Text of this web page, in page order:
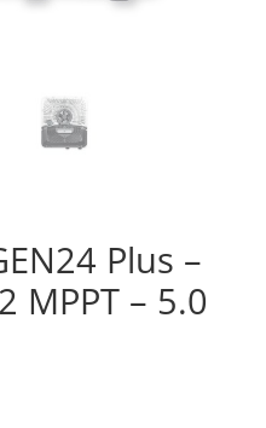
Plus –
MPPT – 5.0